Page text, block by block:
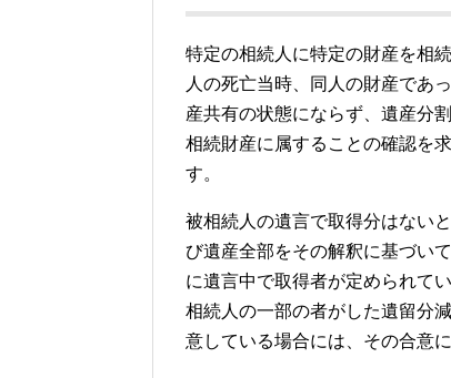
特定の相続人に特定の財産を相
人の死亡当時、同人の財産であ
産共有の状態にならず、遺産分
相続財産に属することの確認を
す。
被相続人の遺言で取得分はない
び遺産全部をその解釈に基づい
に遺言中で取得者が定められて
相続人の一部の者がした遺留分
意している場合には、その合意